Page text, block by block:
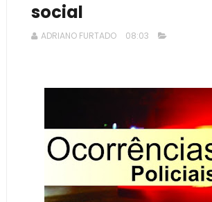
social
ADRIANO FURTADO 08:03